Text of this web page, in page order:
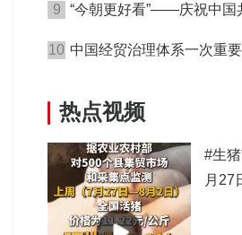
9
“今朝更好看”——庆祝中国
10 中国经贸治理体系一次重
热点视频
#生
月27